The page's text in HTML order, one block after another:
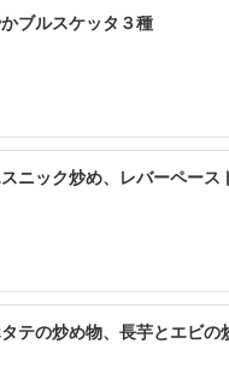
ブルスケッタ３種
ック炒め、レバーペース
の炒め物、長芋とエビの